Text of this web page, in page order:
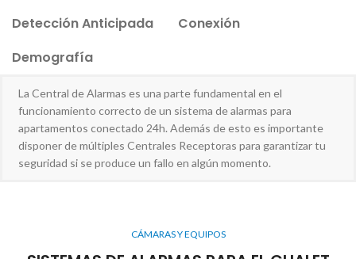
Detección Anticipada
Conexión
Demografía
La Central de Alarmas es una parte fundamental en el
funcionamiento correcto de un sistema de alarmas para
apartamentos conectado 24h. Además de esto es importante
disponer de múltiples Centrales Receptoras para garantizar tu
seguridad si se produce un fallo en algún momento.
CÁMARAS Y EQUIPOS